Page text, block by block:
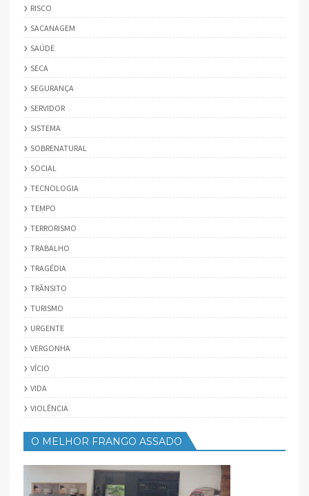
RISCO
SACANAGEM
SAÚDE
SECA
SEGURANÇA
SERVIDOR
SISTEMA
SOBRENATURAL
SOCIAL
TECNOLOGIA
TEMPO
TERRORISMO
TRABALHO
TRAGÉDIA
TRÂNSITO
TURISMO
URGENTE
VERGONHA
VÍCIO
VIDA
VIOLÊNCIA
O MELHOR FRANGO ASSADO